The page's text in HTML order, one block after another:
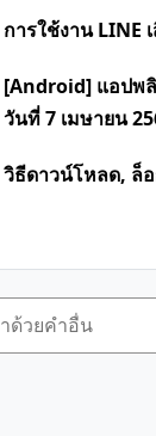
การใช้งาน LINE
[Android] แอปพ
วันที่ 7 เมษายน
วิธีดาวน์โหลด, ล็